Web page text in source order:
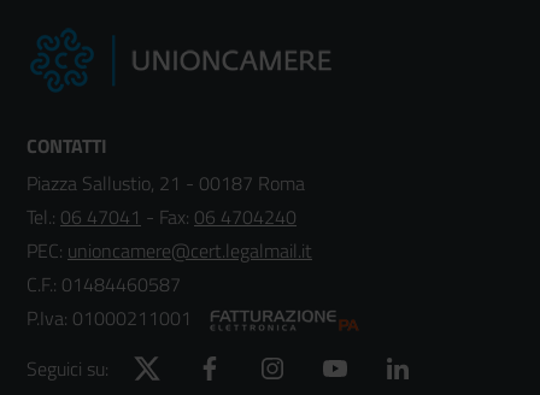
CONTATTI
Piazza Sallustio, 21 - 00187 Roma
Tel.: 06 47041 - Fax: 06 4704240
PEC: unioncamere@cert.legalmail.it
C.F.: 01484460587
P.Iva: 01000211001
Seguici su:
Twitter Facebook Instagram YouTube